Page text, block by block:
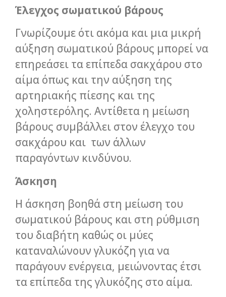
Έλεγχος σωματικού βάρους
Γνωρίζουμε ότι ακόμα και μια μικρή
αύξηση σωματικού βάρους μπορεί να
επηρεάσει τα επίπεδα σακχάρου στο
αίμα όπως και την αύξηση της
αρτηριακής πίεσης και της
χοληστερόλης. Αντίθετα η μείωση
βάρους συμβάλλει στον έλεγχο του
σακχάρου και των άλλων
παραγόντων κινδύνου.
Άσκηση
Η άσκηση βοηθά στη μείωση του
σωματικού βάρους και στη ρύθμιση
του διαβήτη καθώς οι μύες
καταναλώνουν γλυκόζη για να
παράγουν ενέργεια, μειώνοντας έτσι
τα επίπεδα της γλυκόζης στο αίμα.